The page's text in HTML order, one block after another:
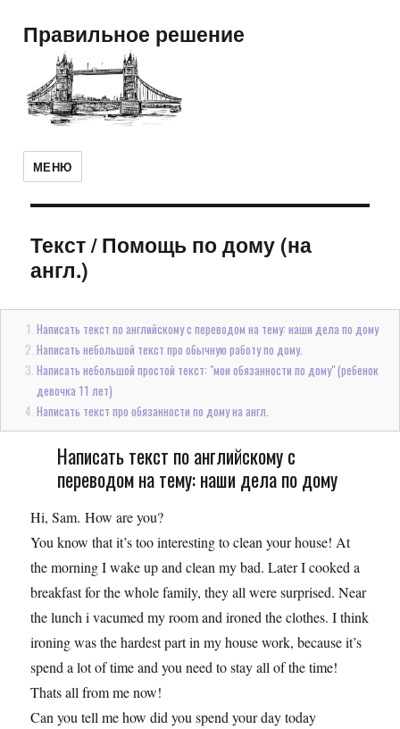
Правильное решение
МЕНЮ
Текст/Помощь по дому (на
англ.)
Написать текст по английскому с переводом на тему: наши дела по дому
Написать небольшой текст про обычную работу по дому.
Написать небольшой простой текст: "мои обязанности по дому" (ребенок
девочка 11 лет)
Написать текст про обязанности по дому на англ.
Написать текст по английскому с
переводом на тему: наши дела по дому
Hi, Sam. How are you?
You know that it’s too interesting to clean your house! At
the morning I wake up and clean my bad. Later I cooked a
breakfast for the whole family, they all were surprised. Near
the lunch i vacumed my room and ironed the clothes. I think
ironing was the hardest part in my house work, because it’s
spend a lot of time and you need to stay all of the time!
Thats all from me now!
Can you tell me how did you spend your day today